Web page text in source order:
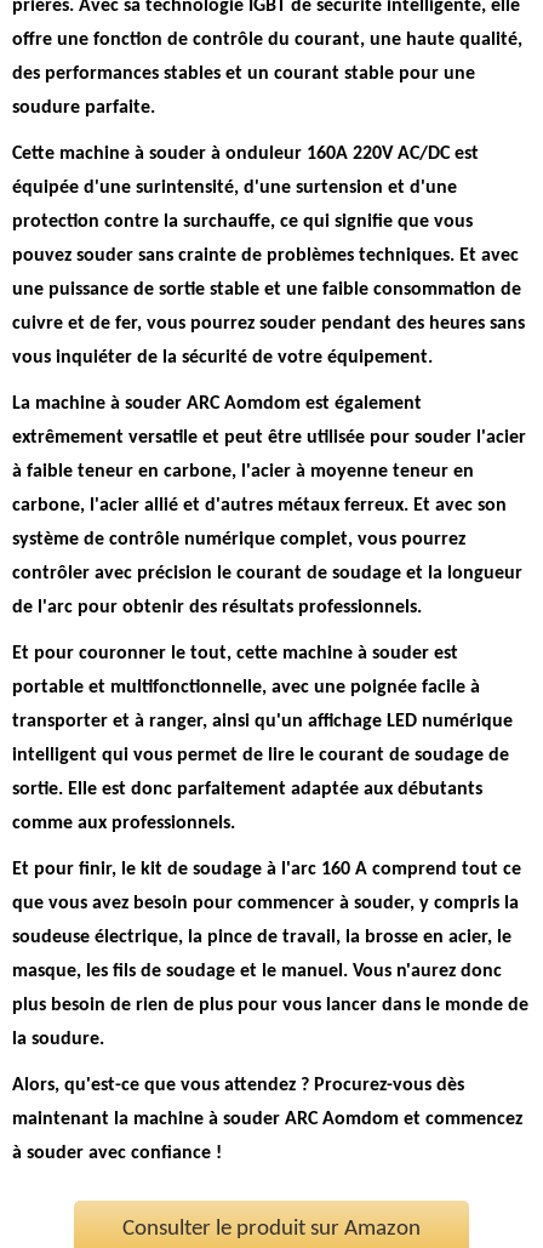
prières. Avec sa technologie IGBT de sécurité intelligente, elle
offre une fonction de contrôle du courant, une haute qualité,
des performances stables et un courant stable pour une
soudure parfaite.
Cette machine à souder à onduleur 160A 220V AC/DC est
équipée d'une surintensité, d'une surtension et d'une
protection contre la surchauffe, ce qui signifie que vous
pouvez souder sans crainte de problèmes techniques. Et avec
une puissance de sortie stable et une faible consommation de
cuivre et de fer, vous pourrez souder pendant des heures sans
vous inquiéter de la sécurité de votre équipement.
La machine à souder ARC Aomdom est également
extrêmement versatile et peut être utilisée pour souder l'acier
à faible teneur en carbone, l'acier à moyenne teneur en
carbone, l'acier allié et d'autres métaux ferreux. Et avec son
système de contrôle numérique complet, vous pourrez
contrôler avec précision le courant de soudage et la longueur
de l'arc pour obtenir des résultats professionnels.
Et pour couronner le tout, cette machine à souder est
portable et multifonctionnelle, avec une poignée facile à
transporter et à ranger, ainsi qu'un affichage LED numérique
intelligent qui vous permet de lire le courant de soudage de
sortie. Elle est donc parfaitement adaptée aux débutants
comme aux professionnels.
Et pour finir, le kit de soudage à l'arc 160 A comprend tout ce
que vous avez besoin pour commencer à souder, y compris la
soudeuse électrique, la pince de travail, la brosse en acier, le
masque, les fils de soudage et le manuel. Vous n'aurez donc
plus besoin de rien de plus pour vous lancer dans le monde de
la soudure.
Alors, qu'est-ce que vous attendez ? Procurez-vous dès
maintenant la machine à souder ARC Aomdom et commencez
à souder avec confiance !
Consulter le produit sur Amazon